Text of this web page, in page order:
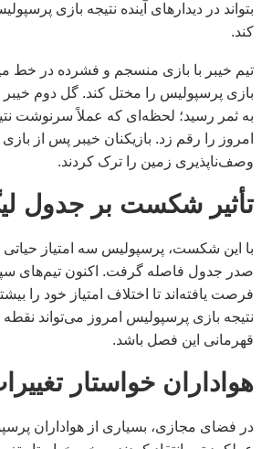
بتواند در دیدارهای آینده نتیجه بازی
کند.
تیم خیبر با بازی منسجم و فشرده در خط
بازی پرسپولیس را مختل کند. گل دوم
به ثمر رسید؛ لحظه‌ای که عملاً سرنوشت
امروز را رقم زد. بازیکنان خیبر پس از
وصف‌ناپذیری زمین را ترک کردند.
تأثیر شکست بر جدول
با این شکست، پرسپولیس سه امتیاز حیاتی
صدر جدول فاصله گرفت. اکنون تیم‌های
فرصت یافته‌اند تا اختلاف امتیاز خود را
نتیجه بازی پرسپولیس امروز می‌تواند
قهرمانی این فصل باشد.
هواداران خواستار
در فضای مجازی، بسیاری از هواداران